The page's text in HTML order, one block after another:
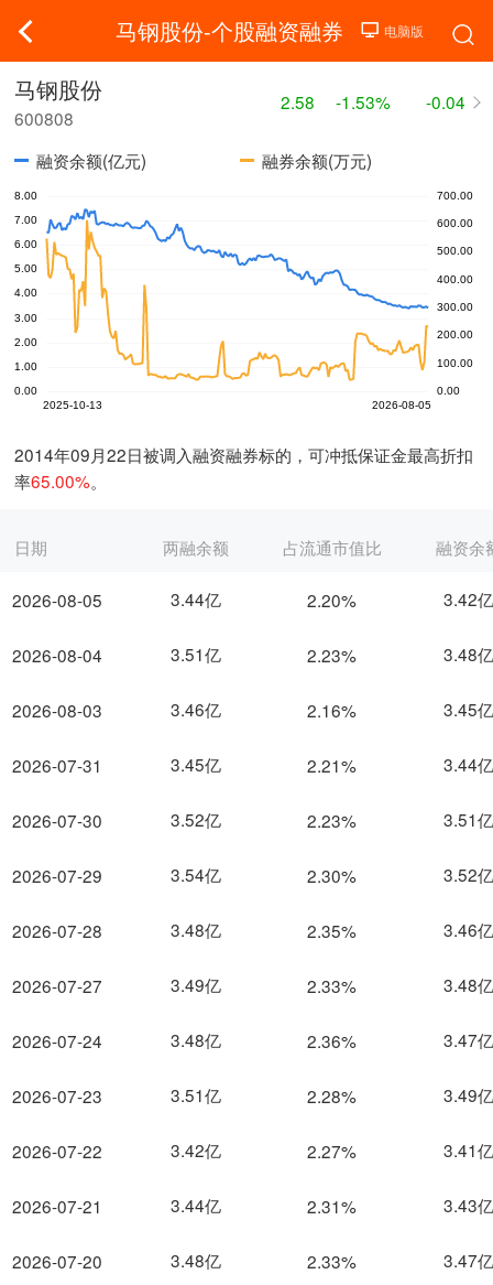
马钢股份-个股融资融券
马钢股份
600808
2.58 -1.53% -0.04
融资余额(亿元) 融券余额(万元)
2014年09月22日被调入融资融券标的，可冲抵保证金最高折扣
率65.00%。
日期
2026-08-05
2026-08-04
2026-08-03
2026-07-31
2026-07-30
2026-07-29
2026-07-28
2026-07-27
2026-07-24
2026-07-23
2026-07-22
2026-07-21
2026-07-20
两融余额 占流通市值比 融资余
3.44亿 2.20% 3.42亿
3.51亿 2.23% 3.48亿
3.46亿 2.16% 3.45亿
3.45亿 2.21% 3.44亿
3.52亿 2.23% 3.51亿
3.54亿 2.30% 3.52亿
3.48亿 2.35% 3.46亿
3.49亿 2.33% 3.48亿
3.48亿 2.36% 3.47亿
3.51亿 2.28% 3.49亿
3.42亿 2.27% 3.41亿
3.44亿 2.31% 3.43亿
3.48亿 2.33% 3.47亿